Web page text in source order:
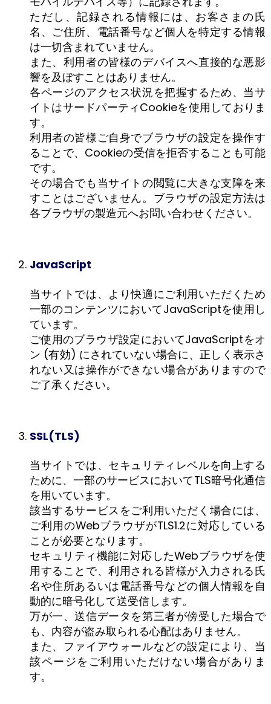
ただし、記録される情報には、お客さまの氏
名、ご住所、電話番号など個人を特定する情報
は一切含まれていません。
また、利用者の皆様のデバイスへ直接的な悪影
響を及ぼすことはありません。
各ページのアクセス状況を把握するため、当サ
イトはサードパーティCookieを使用しておりま
す。
利用者の皆様ご自身でブラウザの設定を操作す
ることで、Cookieの受信を拒否することも可能
です。
その場合でも当サイトの閲覧に大きな支障を来
すことはございません。ブラウザの設定方法は
各ブラウザの製造元へお問い合わせください。
JavaScript
当サイトでは、より快適にご利用いただくため
一部のコンテンツにおいてJavaScriptを使用し
ています。
ご使用のブラウザ設定においてJavaScriptをオ
ン (有効) にされていない場合に、正しく表示さ
れない又は操作ができない場合がありますので
ご了承ください。
SSL(TLS)
当サイトでは、セキュリティレベルを向上する
ために、一部のサービスにおいてTLS暗号化通信
を用いています。
該当するサービスをご利用いただく場合には、
ご利用のWebブラウザがTLS1.2に対応している
ことが必要となります。
セキュリティ機能に対応したWebブラウザを使
用することで、利用される皆様が入力される氏
名や住所あるいは電話番号などの個人情報を自
動的に暗号化して送受信します。
万が一、送信データを第三者が傍受した場合で
も、内容が盗み取られる心配はありません。
また、ファイアウォールなどの設定により、当
該ページをご利用いただけない場合がありま
す。